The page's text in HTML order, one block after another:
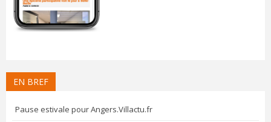
EN BREF
Pause estivale pour Angers.Villactu.fr